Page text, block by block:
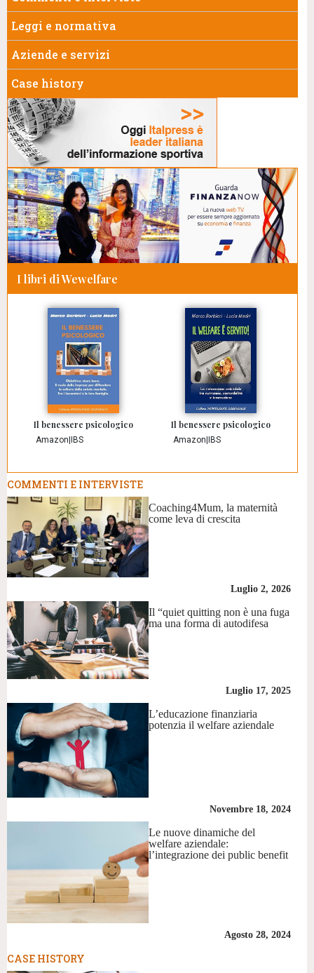
Leggi e normativa
Aziende e servizi
Case history
I libri di Wewelfare
Il benessere psicologico
Amazon|IBS
Il benessere psicologico
Amazon|IBS
COMMENTI E INTERVISTE
Coaching4Mum, la maternità
come leva di crescita
Luglio 2, 2026
Il “quiet quitting non è una fuga
ma una forma di autodifesa
Luglio 17, 2025
L’educazione finanziaria
potenzia il welfare aziendale
Novembre 18, 2024
Le nuove dinamiche del
welfare aziendale:
l’integrazione dei public benefit
Agosto 28, 2024
CASE HISTORY